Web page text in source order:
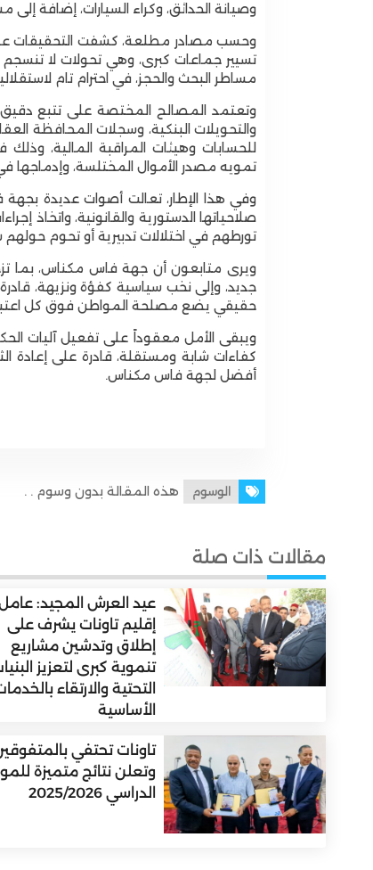
وصيانة الحدائق، وكراء السيارات، إضافة
وحسب مصادر مطلعة، كشفت التحقيقات عن
تسيير جماعات كبرى، وهي تحولات لا تنسجم
مساطر البحث والحجز، في احترام تام
وتعتمد المصالح المختصة على تتبع
والتحويلات البنكية، وسجلات المحافظة
للحسابات وهيئات المراقبة المالية،
تمويه مصدر الأموال المختلسة، وإدماجها في
وفي هذا الإطار، تعالت أصوات عديدة بجهة
صلاحياتها الدستورية والقانونية، واتخاذ
تورطهم في اختلالات تدبيرية أو تحوم
ويرى متابعون أن جهة فاس مكناس، بما
جديد، وإلى نخب سياسية كفؤة ونزيهة،
حقيقي يضع مصلحة المواطن فوق كل
ويبقى الأمل معقوداً على تفعيل آليات
كفاءات شابة ومستقلة، قادرة على إعادة
أفضل لجهة فاس مكناس.
الوسوم هذه المقالة بدون وسوم . .
مقالات ذات صلة
عيد العرش المجيد:
إقليم تاونات يشرف على
إطلاق وتدشين مشاريع
تنموية كبرى لتعزيز
التحتية والارتقاء
الأساسية
تاونات تحتفي
وتعلن نتائج متميزة
الدراسي 2025/2026
دعوات لإزالة السياج الشوكي المحيط بالمسبح
بتازة حفاظًا على سلامة المواطنين